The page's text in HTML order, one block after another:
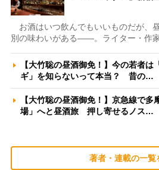
お酒はいつ飲んでもいいものだが、
別の味わいがある――。ライター・作
【大竹聡の昼酒御免！】今の若者
ギ」を知らないって本当？ 昔の…
【大竹聡の昼酒御免！】京急線で
場」へと昼酒旅 押し寄せるノス…
著者・連載の一覧